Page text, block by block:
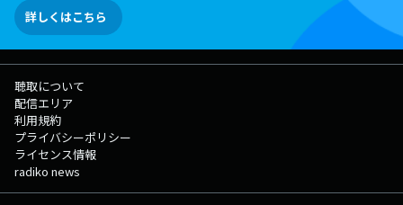
詳しくはこちら
聴取について
配信エリア
利用規約
プライバシーポリシー
ライセンス情報
radiko news